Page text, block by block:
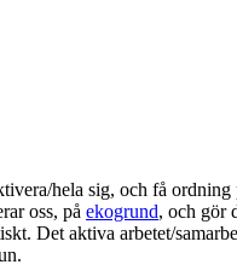
hela sig, och få
oss, på ekogrund, och gör
Det aktiva arbetet/